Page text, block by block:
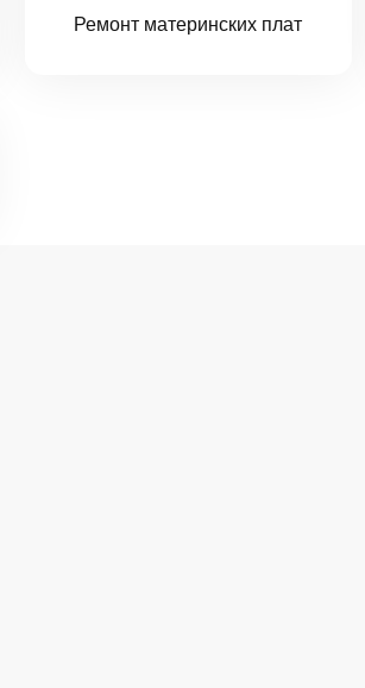
Ремонт материнских плат